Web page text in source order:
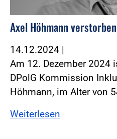
Axel Höhmann verstorben
14.12.2024 |
Am 12. Dezember 2024
DPolG Kommission
Höhmann, im Alter von
Weiterlesen